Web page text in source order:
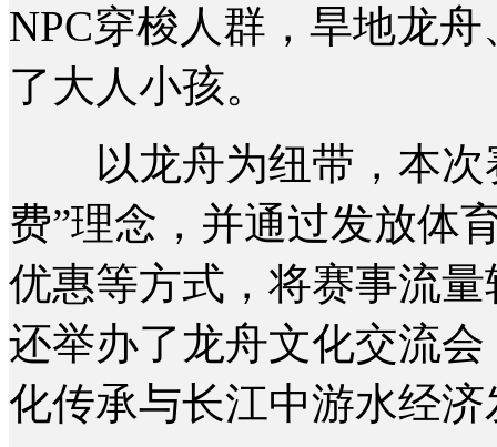
NPC穿梭人群，旱地龙
了大人小孩。
以龙舟为纽带，本次
费”理念，并通过发放体
优惠等方式，将赛事流
还举办了龙舟文化交流
化传承与长江中游水经